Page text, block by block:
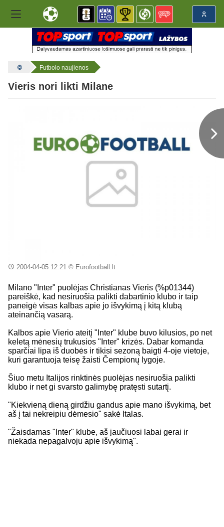
Futbolo naujienos
Vieris nori likti Milane
2004-04-05 12:21© Eurofootball.lt
Milano "Inter" puolėjas Christianas Vieris (%p01344)
pareiškė, kad nesiruošia palikti dabartinio klubo ir taip
paneigė visas kalbas apie jo išvykimą į kitą klubą
ateinančią vasarą.
Kalbos apie Vierio ateitį "Inter" klube buvo kilusios, po net
keletą mėnesių trukusios "Inter" krizės. Dabar komanda
sparčiai lipa iš duobės ir tikisi sezoną baigti 4-oje vietoje,
kuri garantuoja teisę žaisti Čempionų lygoje.
Šiuo metu Italijos rinktinės puolėjas nesiruošia palikti
klubo ir net gi svarsto galimybę pratęsti sutartį.
"Kiekvieną dieną girdžiu gandus apie mano išvykimą, bet
aš į tai nekreipiu dėmesio" sakė Italas.
"Žaisdamas "Inter" klube, aš jaučiuosi labai gerai ir
niekada nepagalvoju apie išvykimą".